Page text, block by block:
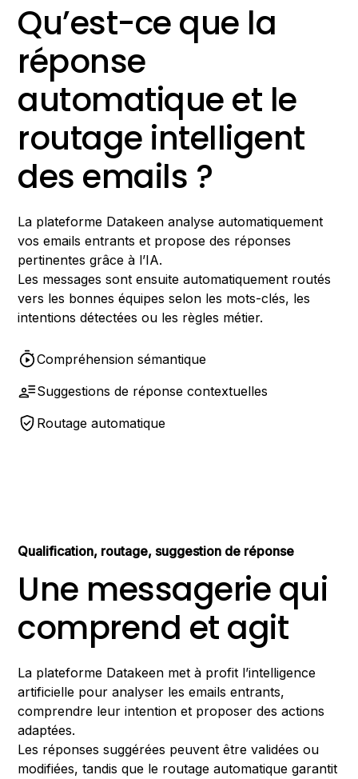
Qu’est-ce que la
réponse
automatique et le
routage intelligent
des emails ?
La plateforme Datakeen analyse automatiquement
vos emails entrants et propose des réponses
pertinentes grâce à l’IA.
Les messages sont ensuite automatiquement routés
vers les bonnes équipes selon les mots-clés, les
intentions détectées ou les règles métier.
Compréhension sémantique
Suggestions de réponse contextuelles
Routage automatique
Qualification, routage, suggestion de réponse
Une messagerie qui
comprend et agit
La plateforme Datakeen met à profit l’intelligence
artificielle pour analyser les emails entrants,
comprendre leur intention et proposer des actions
adaptées.
Les réponses suggérées peuvent être validées ou
modifiées, tandis que le routage automatique garantit